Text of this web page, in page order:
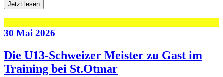
Jetzt lesen
30 Mai 2026
Die U13-Schweizer Meister zu Gast im
Training bei St.Otmar